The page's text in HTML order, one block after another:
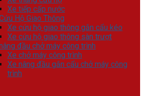
Xe tiếp cấp nước
Hộ Giao Thông
Xe cứu hộ giao thông gắn cẩu kéo
Xe cứu hộ giao thông sàn trượt
đầu chở máy công trình
Xe chở máy công trình
Xe nâng đầu gắn cẩu chở máy công
trình